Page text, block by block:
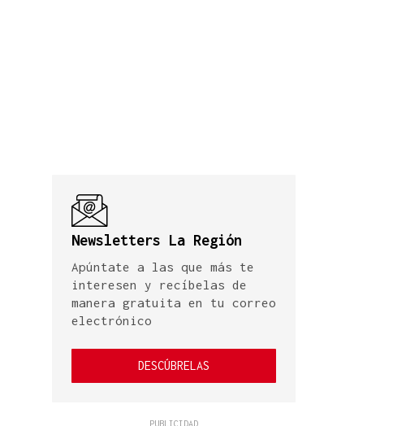
Newsletters La Región
Apúntate a las que más te
interesen y recíbelas de
manera gratuita en tu correo
electrónico
DESCÚBRELAS